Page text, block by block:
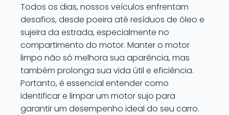
Todos os dias, nossos veículos enfrentam
desafios, desde poeira até resíduos de óleo e
sujeira da estrada, especialmente no
compartimento do motor. Manter o motor
limpo não só melhora sua aparência, mas
também prolonga sua vida útil e eficiência.
Portanto, é essencial entender como
identificar e limpar um motor sujo para
garantir um desempenho ideal do seu carro.